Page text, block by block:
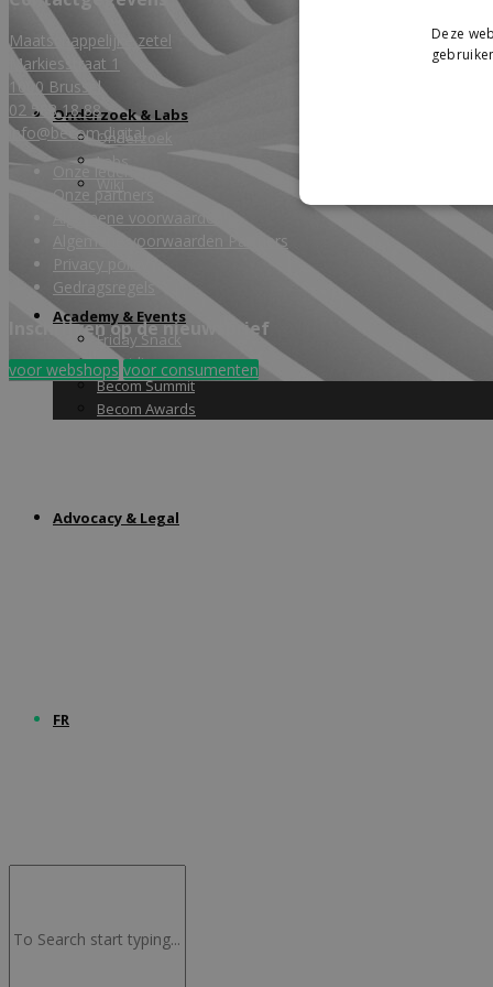
Onderzoek & Labs
Onderzoek
Academy & Events
Friday Snack
Opleidingen
Becom Summit
Becom Awards
Advocacy & Legal
FR
Maatschappelijke zetel
Markiesstraat 1
1000 Brussel
02 588 18 88
info@becom.digital
Onze partners
Algemene voorwaarden
Algemene voorwaarden Partners
Privacy policy
Gedragsregels
Inschrijven op de nieuwsbrief
voor webshops voor consumenten
Deze